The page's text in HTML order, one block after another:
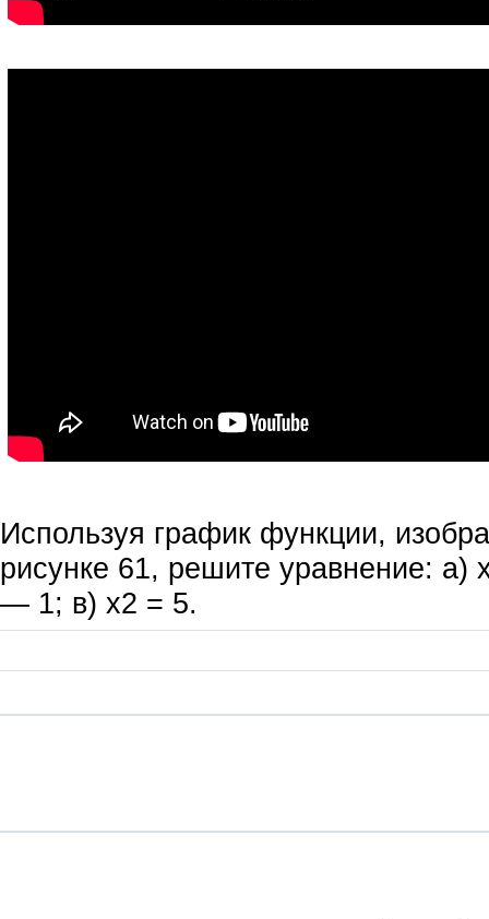
Используя график функции,
рисунке 61, решите уравнение: а)
— 1; в) х2 = 5.